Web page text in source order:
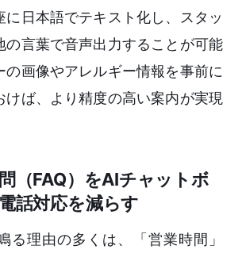
に日本語でテキスト化し、スタッ
の言葉で音声出力することが可能
の画像やアレルギー情報を事前に
けば、より精度の高い案内が実現
（FAQ）をAIチャットボ
話対応を減らす
る理由の多くは、「営業時間」